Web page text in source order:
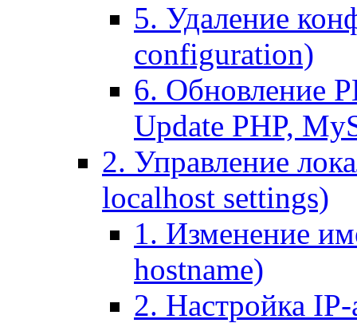
5. Удаление
configuration)
6. Обновление
Update PHP,
2. Управление
localhost settings)
1. Изменение
hostname)
2. Настройка IP-